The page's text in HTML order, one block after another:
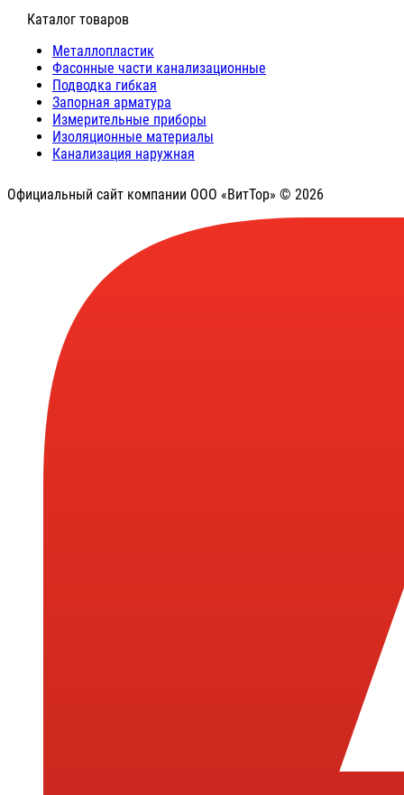
⠀Каталог товаров
Металлопластик
Фасонные части канализационные
Подводка гибкая
Запорная арматура
Измерительные приборы
Изоляционные материалы
Канализация наружная
Официальный сайт компании ООО «ВитТор» © 2026